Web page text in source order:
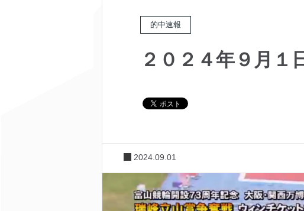
的中速報
２０２４年９月１
2024.09.01